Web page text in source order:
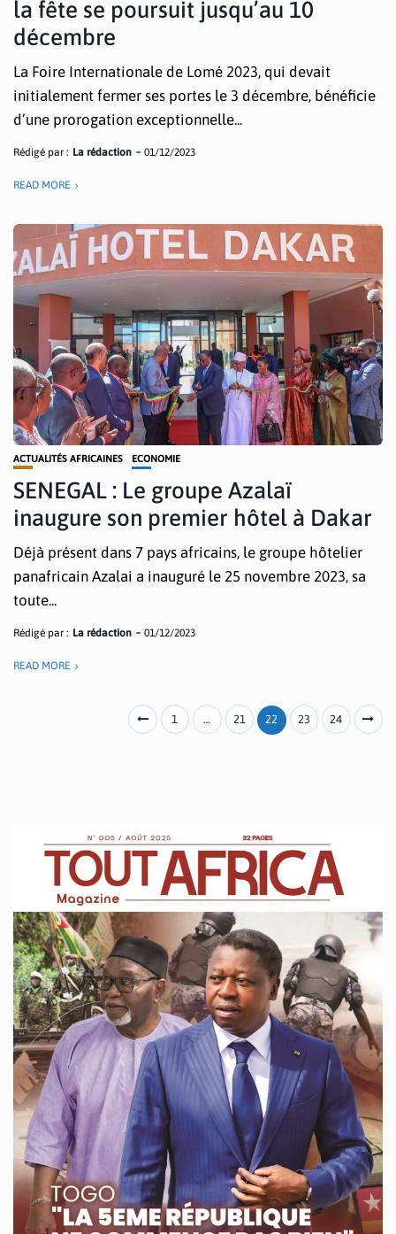
la fête se poursuit jusqu’au 10
décembre
La Foire Internationale de Lomé 2023, qui devait
initialement fermer ses portes le 3 décembre, bénéficie
d’une prorogation exceptionnelle...
Rédigé par : La rédaction 01/12/2023
READ MORE
ACTUALITÉS AFRICAINES ECONOMIE
SENEGAL : Le groupe Azalaï
inaugure son premier hôtel à Dakar
Déjà présent dans 7 pays africains, le groupe hôtelier
panafricain Azalai a inauguré le 25 novembre 2023, sa
toute...
Rédigé par : La rédaction 01/12/2023
READ MORE
1 … 21 22 23 24